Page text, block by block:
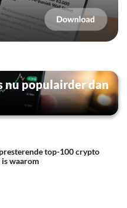
nu populairder dan
top-100 crypto
waarom